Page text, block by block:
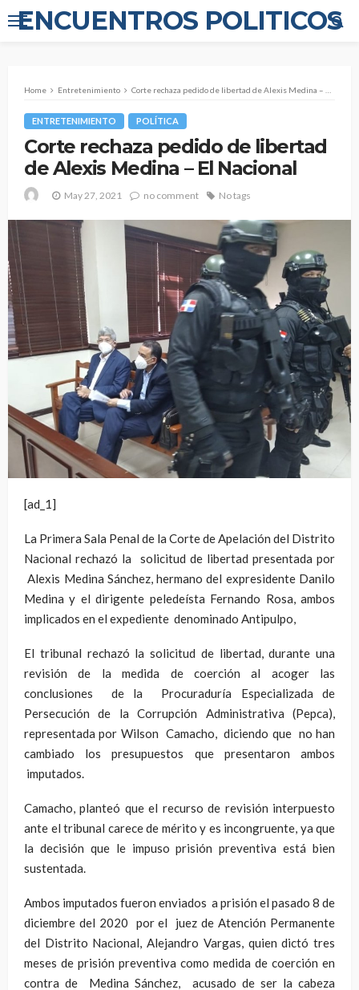
ENCUENTROS POLITICOS
Home Entretenimiento Corte rechaza pedido de libertad de Alexis Medina – El Nacional
ENTRETENIMIENTO POLÍTICA
Corte rechaza pedido de libertad
de Alexis Medina – El Nacional
May 27, 2021 no comment No tags
[ad_1]
La Primera Sala Penal de la Corte de Apelación del Distrito
Nacional rechazó la solicitud de libertad presentada por
Alexis Medina Sánchez, hermano del expresidente Danilo
Medina y el dirigente peledeísta Fernando Rosa, ambos
implicados en el expediente denominado Antipulpo,
El tribunal rechazó la solicitud de libertad, durante una
revisión de la medida de coerción al acoger las
conclusiones de la Procuraduría Especializada de
Persecución de la Corrupción Administrativa (Pepca),
representada por Wilson Camacho, diciendo que no han
cambiado los presupuestos que presentaron ambos
imputados.
Camacho, planteó que el recurso de revisión interpuesto
ante el tribunal carece de mérito y es incongruente, ya que
la decisión que le impuso prisión preventiva está bien
sustentada.
Ambos imputados fueron enviados a prisión el pasado 8 de
diciembre del 2020 por el juez de Atención Permanente
del Distrito Nacional, Alejandro Vargas, quien dictó tres
meses de prisión preventiva como medida de coerción en
contra de Medina Sánchez, acusado de ser la cabeza